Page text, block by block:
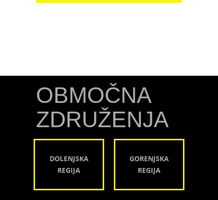
OBMOČNA
ZDRUŽENJA
DOLENJSKA
REGIJA
GORENJSKA
REGIJA